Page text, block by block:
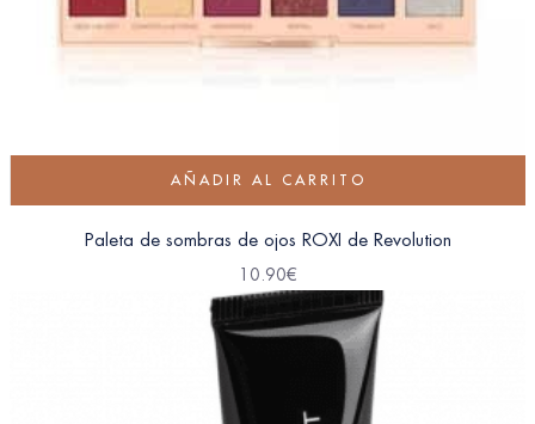
AÑADIR AL CARRITO
Paleta de sombras de ojos ROXI de Revolution
10.90€